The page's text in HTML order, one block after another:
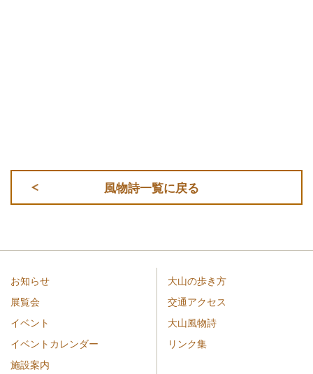
風物詩一覧に戻る
お知らせ
展覧会
イベント
イベントカレンダー
施設案内
大山の歩き方
交通アクセス
大山風物詩
リンク集